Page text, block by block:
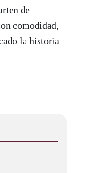
de
comodidad,
la historia